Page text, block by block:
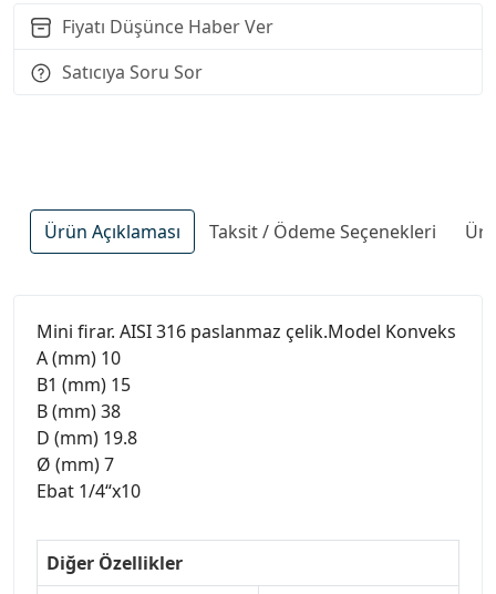
Fiyatı Düşünce Haber Ver
Satıcıya Soru Sor
Ürün Açıklaması Taksit / Ödeme Seçenekleri
Mini firar. AISI 316 paslanmaz çelik.Model Konveks
A (mm) 10
B1 (mm) 15
B (mm) 38
D (mm) 19.8
Ø (mm) 7
Ebat 1/4“x10
Diğer Özellikler